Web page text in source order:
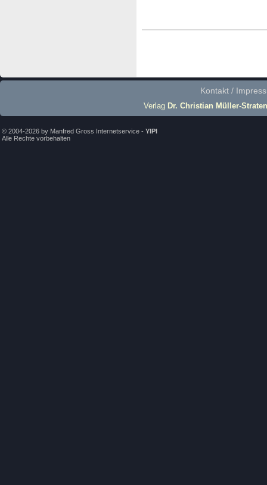
Kontakt /
Verlag Dr. Christian Müller-Straten
© 2004-2026 by Manfred Gross Internetservice - YIPI
Alle Rechte vorbehalten